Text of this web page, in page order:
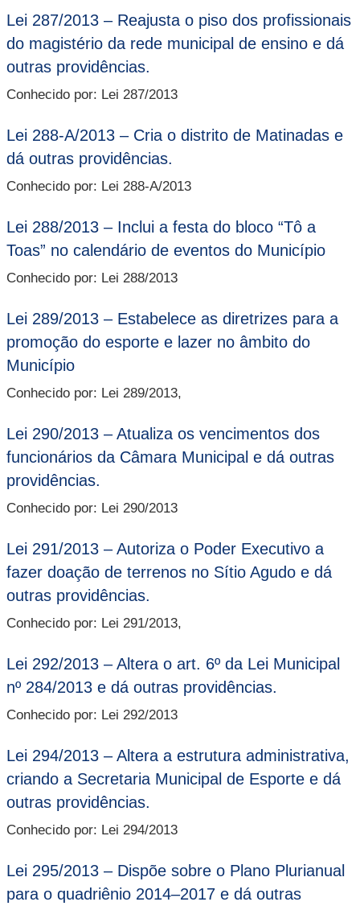
Lei 287/2013 – Reajusta o piso dos profissionais
do magistério da rede municipal de ensino e dá
outras providências.
Conhecido por: Lei 287/2013
Lei 288-A/2013 – Cria o distrito de Matinadas e
dá outras providências.
Conhecido por: Lei 288-A/2013
Lei 288/2013 – Inclui a festa do bloco “Tô a
Toas” no calendário de eventos do Município
Conhecido por: Lei 288/2013
Lei 289/2013 – Estabelece as diretrizes para a
promoção do esporte e lazer no âmbito do
Município
Conhecido por: Lei 289/2013,
Lei 290/2013 – Atualiza os vencimentos dos
funcionários da Câmara Municipal e dá outras
providências.
Conhecido por: Lei 290/2013
Lei 291/2013 – Autoriza o Poder Executivo a
fazer doação de terrenos no Sítio Agudo e dá
outras providências.
Conhecido por: Lei 291/2013,
Lei 292/2013 – Altera o art. 6º da Lei Municipal
nº 284/2013 e dá outras providências.
Conhecido por: Lei 292/2013
Lei 294/2013 – Altera a estrutura administrativa,
criando a Secretaria Municipal de Esporte e dá
outras providências.
Conhecido por: Lei 294/2013
Lei 295/2013 – Dispõe sobre o Plano Plurianual
para o quadriênio 2014–2017 e dá outras